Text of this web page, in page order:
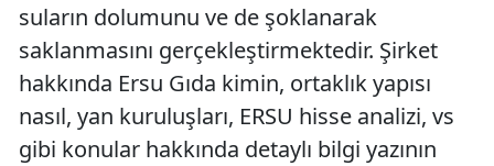
suların dolumunu ve de şoklanarak
saklanmasını gerçekleştirmektedir. Şirket
hakkında Ersu Gıda kimin, ortaklık yapısı
nasıl, yan kuruluşları, ERSU hisse analizi, vs
gibi konular hakkında detaylı bilgi yazının